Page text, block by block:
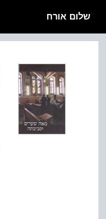
שלום אורח